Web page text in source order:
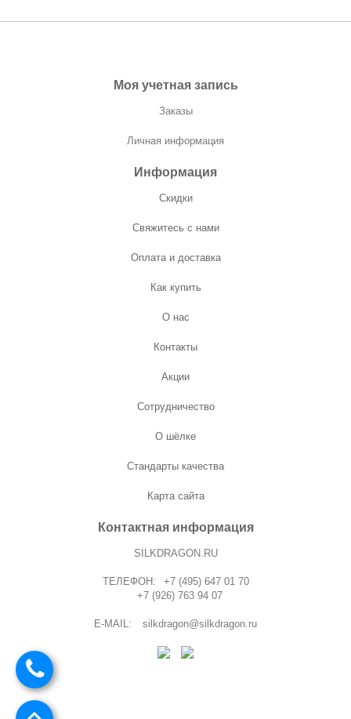
Моя учетная запись
Заказы
Личная информация
Информация
Скидки
Свяжитесь с нами
Оплата и доставка
Как купить
О нас
Контакты
Акции
Сотрудничество
О шёлке
Стандарты качества
Карта сайта
Контактная информация
SILKDRAGON.RU
ТЕЛЕФОН:
+7 (495) 647 01 70
+7 (926) 763 94 07
E-MAIL: silkdragon@silkdragon.ru